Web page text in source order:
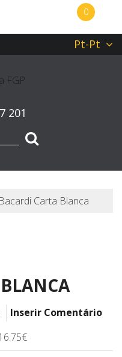
0
Pt-Pt
201
Bacardi Carta Blanca
Inserir Comentário